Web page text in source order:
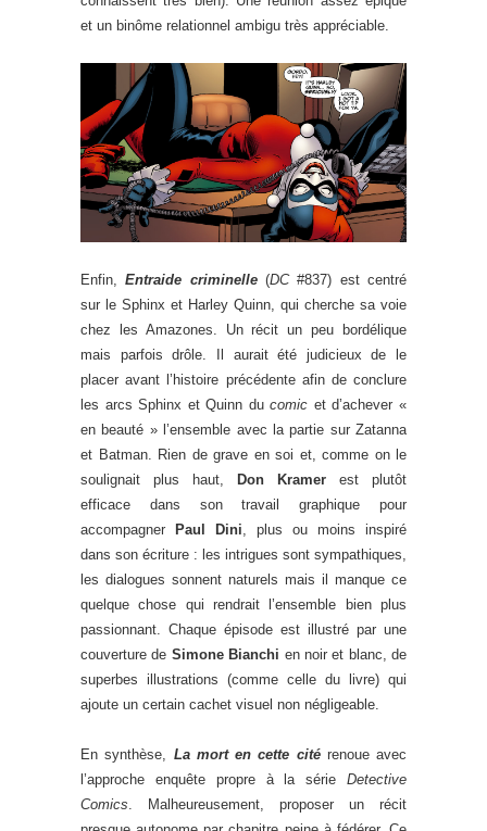
et un binôme relationnel ambigu très appréciable.
Enfin,Entraide criminelle (DC#837) est centré
sur le Sphinx et Harley Quinn, qui cherche sa voie
chez les Amazones. Un récit un peu bordélique
mais parfois drôle. Il aurait été judicieux de le
placer avant l’histoire précédente afin de conclure
les arcs Sphinx et Quinn ducomic et d’achever «
en beauté » l’ensemble avec la partie sur Zatanna
et Batman. Rien de grave en soi et, comme on le
soulignait plus haut,
Don Kramer est plutôt
efficace dans son travail graphique pour
accompagner
Paul Dini, plus ou moins inspiré
dans son écriture : les intrigues sont sympathiques,
les dialogues sonnent naturels mais il manque ce
quelque chose qui rendrait l’ensemble bien plus
passionnant. Chaque épisode est illustré par une
couverture de Simone Bianchi en noir et blanc, de
superbes illustrations (comme celle du livre) qui
ajoute un certain cachet visuel non négligeable.
En synthèse, La mort en cette cité renoue avec
l’approche enquête propre à la série Detective
Comics. Malheureusement, proposer un récit